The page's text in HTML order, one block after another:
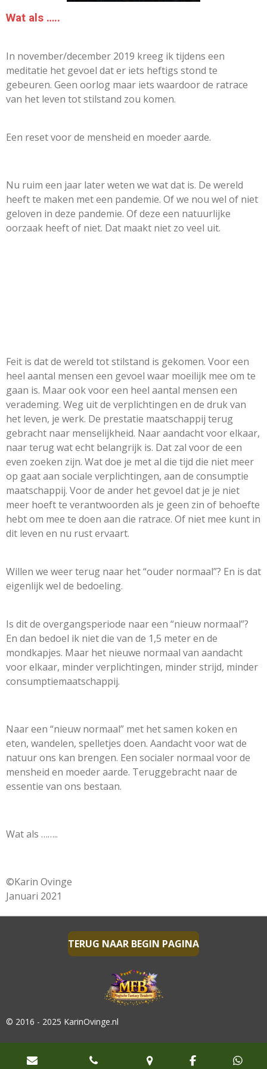
Wat als …..
In november/december 2019 kreeg ik tijdens een
meditatie het gevoel dat er iets heftigs stond te
gebeuren. Geen oorlog maar iets waardoor de ratrace
van het leven tot stilstand zou komen.
Een reset voor de mensheid en moeder aarde.
Nu ruim een jaar later weten we wat dat is. De wereld
heeft te maken met een pandemie. Of we nou wel of niet
geloven in deze pandemie. Of deze een natuurlijke
oorzaak heeft of niet. Dat maakt niet zo veel uit.
Feit is dat de wereld tot stilstand is gekomen. Voor een
heel aantal mensen een gevoel waar moeilijk mee om te
gaan is. Maar ook voor een heel aantal mensen een
verademing. Weg uit de verplichtingen en de druk van
het leven, je werk. De prestatie maatschappij terug
gebracht naar menselijkheid. Naar aandacht voor elkaar,
naar terug wat echt belangrijk is. Dat zal voor de een
even zoeken zijn. Wat doe je met al die tijd die niet meer
op gaat aan sociale verplichtingen, aan de consumptie
maatschappij. Voor de ander het gevoel dat je je niet
meer hoeft te verantwoorden als je geen zin of behoefte
hebt om mee te doen aan die ratrace. Of niet mee kunt in
dit leven en nu rust ervaart.
Willen we weer terug naar het “ouder normaal”? En is dat
eigenlijk wel de bedoeling.
Is dit de overgangsperiode naar een “nieuw normaal”?
En dan bedoel ik niet die van de 1,5 meter en de
mondkapjes. Maar het nieuwe normaal van aandacht
voor elkaar, minder verplichtingen, minder strijd, minder
consumptiemaatschappij.
Naar een “nieuw normaal” met het samen koken en
eten, wandelen, spelletjes doen. Aandacht voor wat de
natuur ons kan brengen. Een socialer normaal voor de
mensheid en moeder aarde. Teruggebracht naar de
essentie van ons bestaan.
Wat als ……..
©Karin Ovinge
Januari 2021
TERUG NAAR BEGIN PAGINA
© 2016 - 2025 KarinOvinge.nl